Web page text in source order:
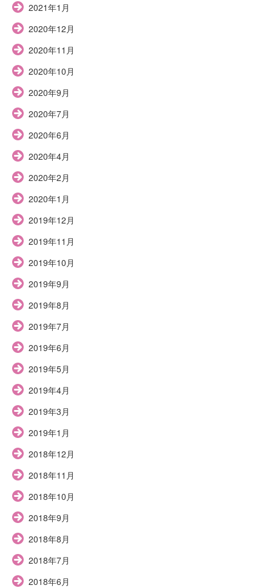
2021年1月
2020年12月
2020年11月
2020年10月
2020年9月
2020年7月
2020年6月
2020年4月
2020年2月
2020年1月
2019年12月
2019年11月
2019年10月
2019年9月
2019年8月
2019年7月
2019年6月
2019年5月
2019年4月
2019年3月
2019年1月
2018年12月
2018年11月
2018年10月
2018年9月
2018年8月
2018年7月
2018年6月